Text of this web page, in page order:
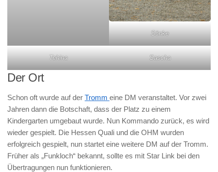
Sönke
Tehina Sascha
Der Ort
Schon oft wurde auf der Tromm eine DM veranstaltet. Vor zwei
Jahren dann die Botschaft, dass der Platz zu einem
Kindergarten umgebaut wurde. Nun Kommando zurück, es wird
wieder gespielt. Die Hessen Quali und die OHM wurden
erfolgreich gespielt, nun startet eine weitere DM auf der Tromm.
Früher als „Funkloch“ bekannt, sollte es mit Star Link bei den
Übertragungen nun funktionieren.